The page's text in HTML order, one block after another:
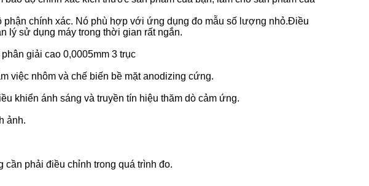
phận chính xác. Nó phù hợp với ứng dụng đo mẫu số lượng nhỏ.Điều
lý sử dụng máy trong thời gian rất ngắn.
giải cao 0,0005mm 3 trục
việc nhôm và chế biến bề mặt anodizing cứng.
khiển ánh sáng và truyền tín hiệu thăm dò cảm ứng.
ảnh.
phải điều chỉnh trong quá trình đo.